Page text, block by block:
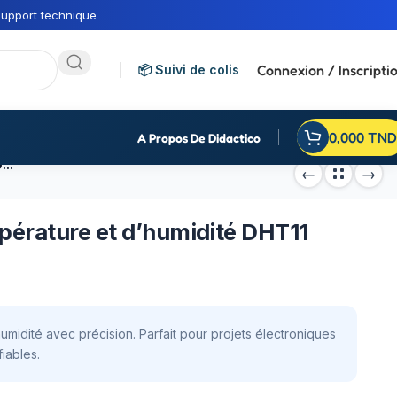
technique
📦 Suivi de colis Connexion /
A Propos De Didactico 0,000 TND
Module de capteur de Température et d’humidité DHT11
et d’humidité DHT11
avec précision. Parfait pour projets électroniques